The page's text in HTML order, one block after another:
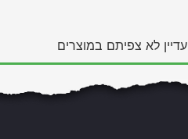
עדיין לא צפיתם במוצרים